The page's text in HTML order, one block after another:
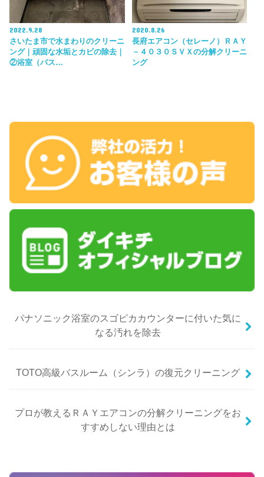
2022.9.28
さいたま市で水まわりのクリーニ
ング｜頑固な水垢とカビの除去｜
②浴室（バス…
2020.8.26
長府エアコン（セレーノ）ＲＡＹ
－４０３０ＳＶＸの分解クリーニ
ング
パナソニック浴室のスゴピカカウンターに付いた気に
なる汚れを除去
TOTO高級バスルーム（シンラ）の復元クリーニング
プロが教えるＲＡＹエアコンの分解クリーニングをお
すすめしない理由とは